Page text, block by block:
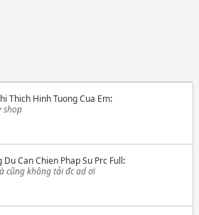
Thich Hinh Tuong Cua Em:
shop
Du Can Chien Phap Su Prc Full:
cũng không tải đc ad ơi